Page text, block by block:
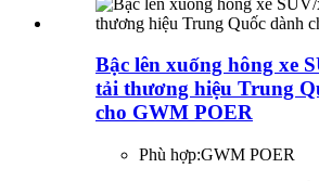
Bậc lên xuống hông xe
tải thương hiệu Trung
cho GWM POER
Phù hợp:GWM POER